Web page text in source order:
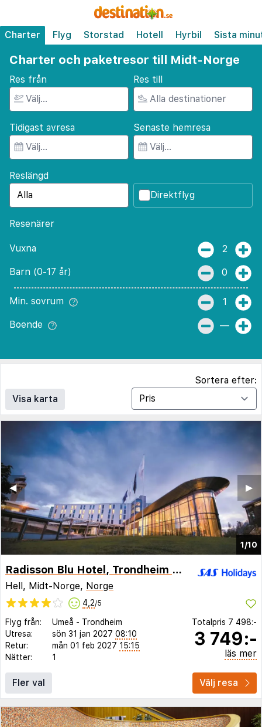
Charter Flyg Storstad Hotell Hyrbil Sista
Charter och paketresor till Midt-Norge
Res från Res till
Tidigast avresa Senaste hemresa
Reslängd
Direktflyg
Resenärer
Vuxna 2
Barn (0-17 år) 0
Min. sovrum 1
Boende —
Visa karta
Sortera efter:
1/10
▶︎
◀︎
Radisson Blu Hotel, Trondheim Airport
Hell, Midt-Norge, Norge
4,2/5
Flyg från: Umeå - Trondheim
Utresa:
sön 31 jan 2027 08:10
Retur:
mån 01 feb 2027 15:15
Nätter:
1
Totalpris 7 498:-
3 749:-
läs mer
Fler val Välj resa